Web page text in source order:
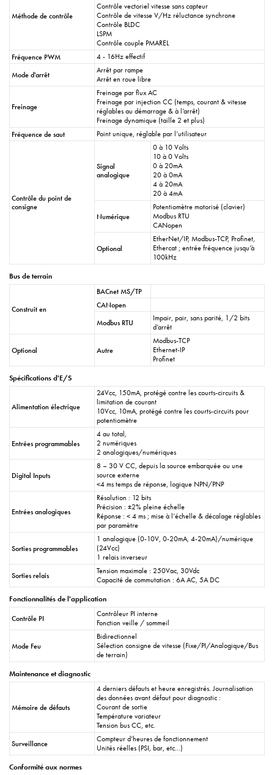
Méthode de contrôle
Contrôle vectoriel vitesse sans capteur
Contrôle de vitesse V/Hz réluctance synchrone
Contrôle BLDC
LSPM
Contrôle couple PMAREL
Fréquence PWM
4 - 16Hz effectif
Mode d'arrêt
Arrêt par rampe
Arrêt en roue libre
Freinage
Freinage par flux AC
Freinage par injection CC (temps, courant & vitesse
réglables au démarrage & à l’arrêt)
Freinage dynamique (taille 2 et plus)
Fréquence de saut
Point unique, réglable par l’utilisateur
Contrôle du point de
consigne
Signal
analogique
0 à 10 Volts
10 à 0 Volts
0 à 20mA
20 à 0mA
4 à 20mA
20 à 4mA
Numérique
Potentiomètre motorisé (clavier)
Modbus RTU
CANopen
Optional
EtherNet/IP, Modbus-TCP, Profinet,
Ethercat ; entrée fréquence jusqu’à
100kHz
Bus de terrain
Construit en
BACnet MS/TP
CANopen
Modbus RTU
Impair, pair, sans parité, 1/2 bits
d’arrêt
Optional Autre
Modbus-TCP
Ethernet-IP
Profinet
Spécifications d'E/S
Alimentation électrique
24Vcc, 150mA, protégé contre les courts-circuits &
limitation de courant
10Vcc, 10mA, protégé contre les courts-circuits pour
potentiomètre
Entrées programmables
4 au total,
2 numériques
2 analogiques/numériques
Digital Inputs
8 – 30 V CC, depuis la source embarquée ou une
source externe
<4 ms temps de réponse, logique NPN/PNP
Entrées analogiques
Résolution : 12 bits
Précision : ±2% pleine échelle
Réponse : < 4 ms ; mise à l’échelle & décalage réglables
par paramètre
Sorties programmables
1 analogique (0-10V, 0-20mA, 4-20mA)/numérique
(24Vcc)
1 relais inverseur
Sorties relais
Tension maximale : 250Vac, 30Vdc
Capacité de commutation : 6A AC, 5A DC
Fonctionnalités de l'application
Contrôle PI
Contrôleur PI interne
Fonction veille / sommeil
Mode Feu
Bidirectionnel
Sélection consigne de vitesse (Fixe/PI/Analogique/Bus
de terrain)
Maintenance et diagnostic
Mémoire de défauts
4 derniers défauts et heure enregistrés. Journalisation
des données avant défaut pour diagnostic :
Courant de sortie
Température variateur
Tension bus CC, etc.
Surveillance
Compteur d’heures de fonctionnement
Unités réelles (PSI, bar, etc…)
Conformité aux normes